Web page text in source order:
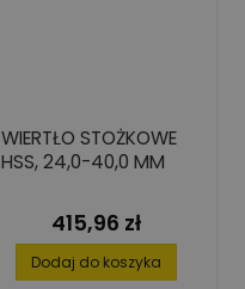
WIERTŁO STOŻKOWE
HSS, 24,0-40,0 MM
Cena
415,96 zł
Dodaj do koszyka